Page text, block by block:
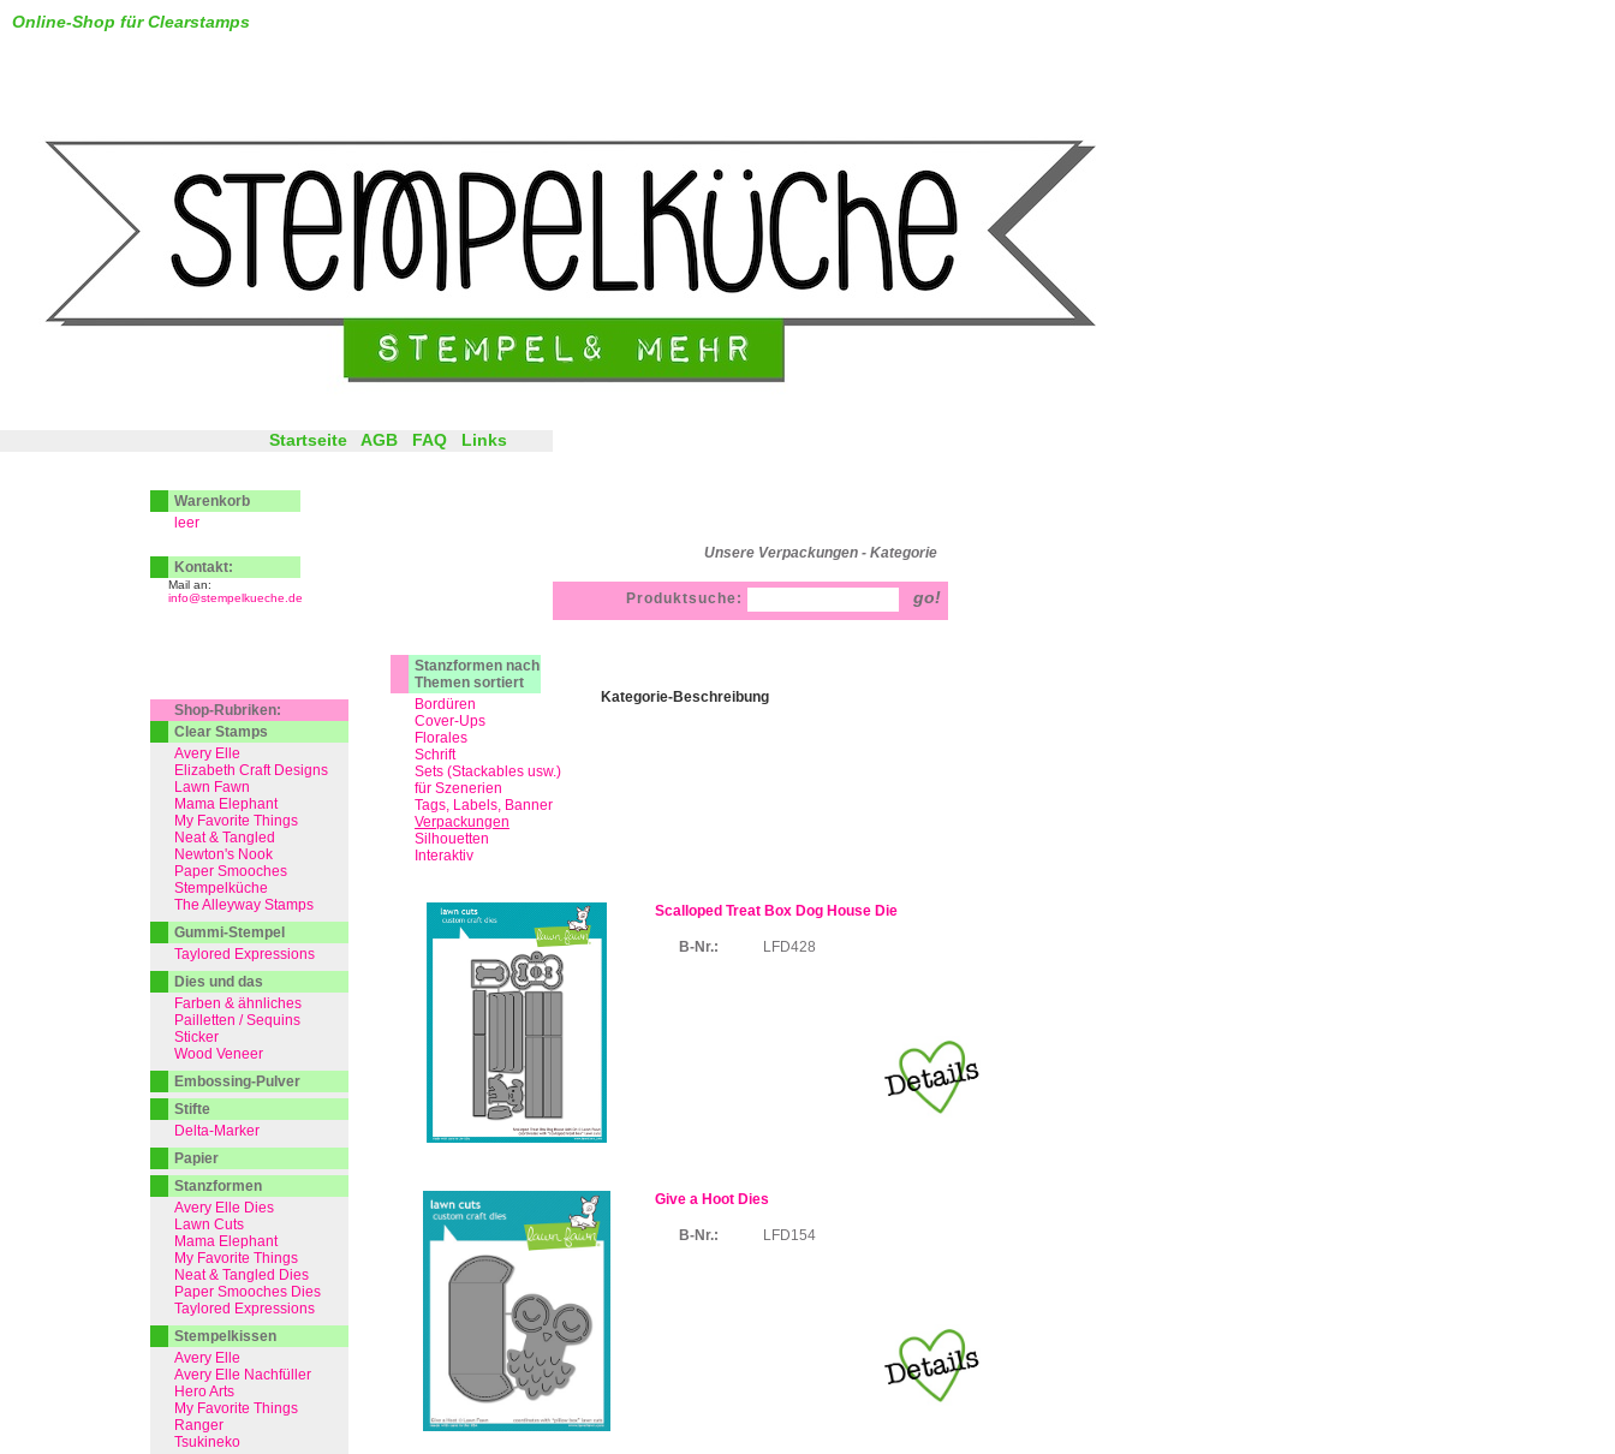
Unsere Verpackungen - Kategorie
Online-Shop für Clearstamps
Stanzformen nach
Themen sortiert
Bordüren
Cover-Ups
Florales
Schrift
Sets (Stackables usw.)
für Szenerien
Tags, Labels, Banner
Verpackungen
Silhouetten
Interaktiv
Kategorie-Beschreibung
Scalloped Treat Box Dog House Die
B-Nr.: LFD428
Give a Hoot Dies
B-Nr.: LFD154
Startseite AGB FAQ Links
Produktsuche:
Warenkorb
leer
Kontakt:
Mail an:
info@stempelkueche.de
Shop-Rubriken:
Clear Stamps
Avery Elle
Elizabeth Craft Designs
Lawn Fawn
Mama Elephant
My Favorite Things
Neat & Tangled
Newton's Nook
Paper Smooches
Stempelküche
The Alleyway Stamps
Gummi-Stempel
Taylored Expressions
Dies und das
Farben & ähnliches
Pailletten / Sequins
Sticker
Wood Veneer
Embossing-Pulver
Stifte
Delta-Marker
Papier
Stanzformen
Avery Elle Dies
Lawn Cuts
Mama Elephant
My Favorite Things
Neat & Tangled Dies
Paper Smooches Dies
Taylored Expressions
Stempelkissen
Avery Elle
Avery Elle Nachfüller
Hero Arts
My Favorite Things
Ranger
Tsukineko